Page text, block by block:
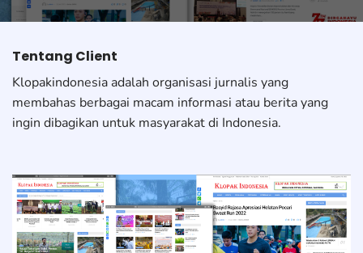
Tentang Client
Klopakindonesia adalah organisasi jurnalis yang
membahas berbagai macam informasi atau berita yang
ingin dibagikan untuk masyarakat di Indonesia.